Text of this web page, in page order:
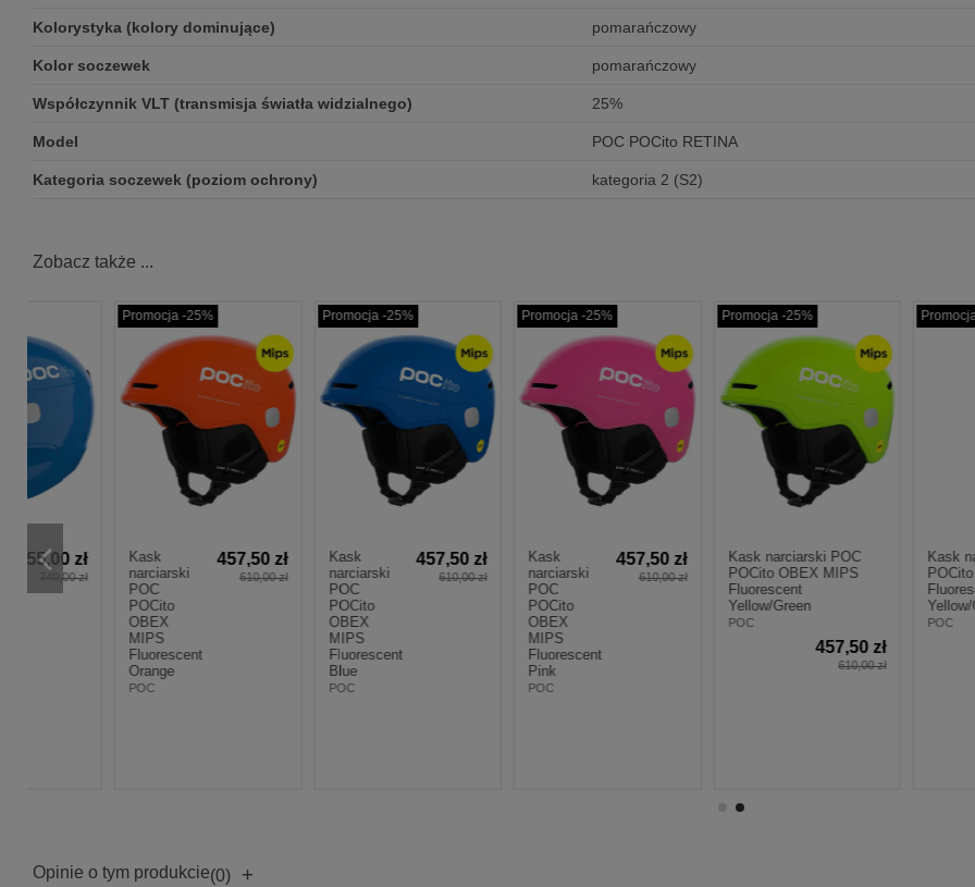
Kolorystyka (kolory dominujące) pomarańczowy
Kolor soczewek pomarańczowy
Współczynnik VLT (transmisja światła widzialnego) 25%
Model POC POCito RETINA
Kategoria soczewek (poziom ochrony) kategoria 2 (S2)
Zobacz także ...
Promocja -25%
Kask
narciarski
457,50 zł
610,00 zł
Promocja -25%
Kask
narciarski
POC
457,50 zł
610,00 zł
Promocja -25%
Kask
narciarski
POC
457,50 zł
610,00 zł
Promocja -25%
Kask narciarski POC
POCito OBEX MIPS
Fluorescent
Yellow/Green
Promocja -25%
Kask narciarski
POCito FORNIX
Yellow/Green
Opinie o tym produkcie(0) +